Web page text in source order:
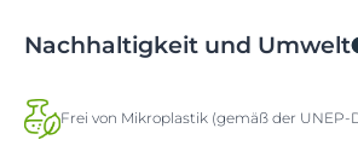
Nachhaltigkeit und Umwelt
Frei von Mikroplastik (gemäß der UNEP-